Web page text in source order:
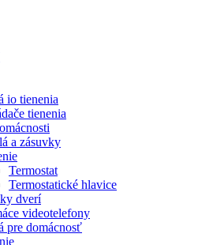
io tienenia
tienenia
a zásuvky
Termostat
Termostatické hlavice
dverí
videotelefony
pre domácnosť